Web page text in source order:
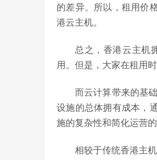
的差异。所以，租用价
港云主机。
总之，香港云主机
用。但是，大家在租用
而云计算带来的基
设施的总体拥有成本，
施的复杂性和简化运营
相较于传统香港主